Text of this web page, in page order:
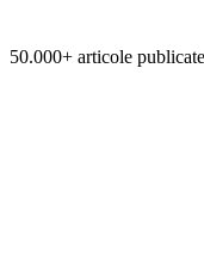
50.000+ articole publicate